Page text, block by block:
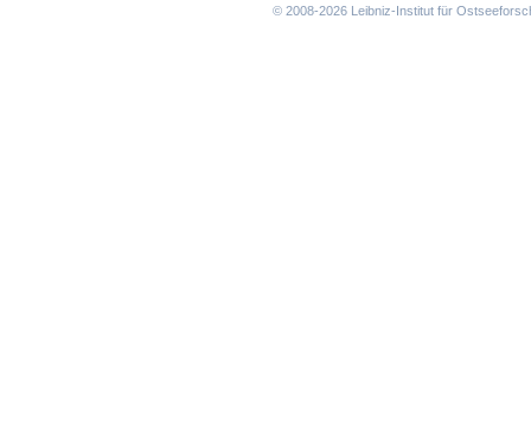
© 2008-2026 Leibniz-Institut für